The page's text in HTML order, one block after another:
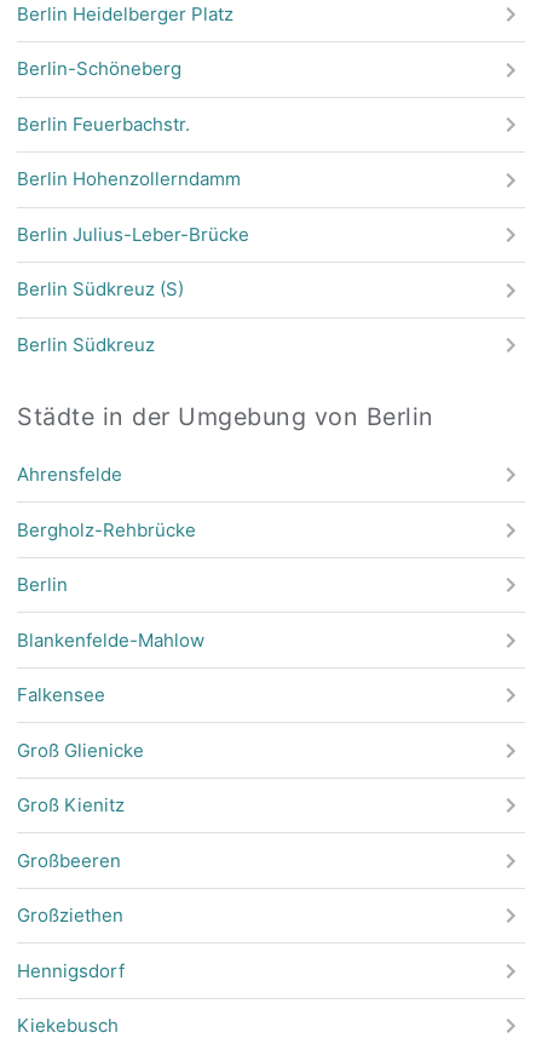
Berlin Heidelberger Platz
Berlin-Schöneberg
Berlin Feuerbachstr.
Berlin Hohenzollerndamm
Berlin Julius-Leber-Brücke
Berlin Südkreuz (S)
Berlin Südkreuz
Städte in der Umgebung von Berlin
Ahrensfelde
Bergholz-Rehbrücke
Berlin
Blankenfelde-Mahlow
Falkensee
Groß Glienicke
Groß Kienitz
Großbeeren
Großziethen
Hennigsdorf
Kiekebusch